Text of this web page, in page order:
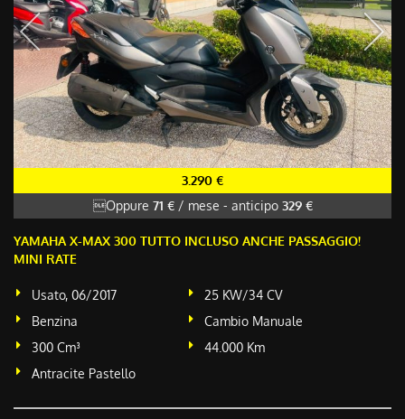
3.290 €
Oppure 71 €/ mese - anticipo 329 €
YAMAHA X-MAX 300 TUTTO INCLUSO ANCHE PASSAGGIO!
MINI RATE
Usato, 06/2017
25 KW/34 CV
Benzina
Cambio Manuale
300 Cm³
44.000 Km
Antracite Pastello